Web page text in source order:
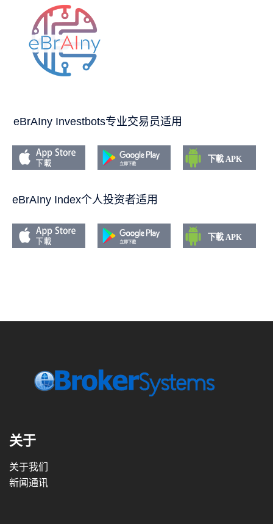
eBrAIny Investbots专业交易员适用
eBrAIny Index个人投资者适用
关于
关于我们
新闻通讯